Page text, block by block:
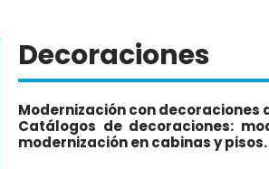
Decoraciones
Modernización con decoraciones
Catálogos de decoraciones:
modernización en cabinas y pisos.